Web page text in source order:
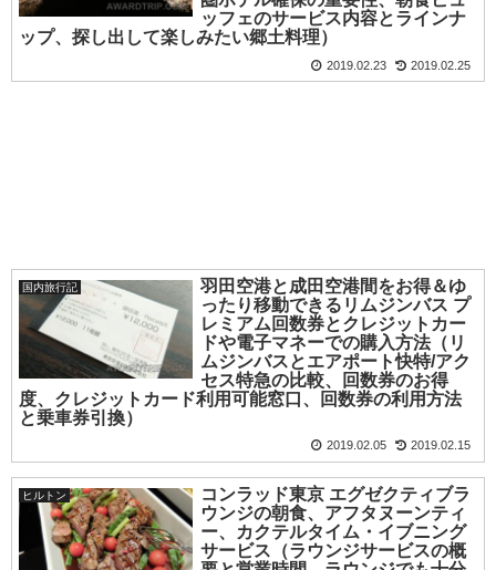
ッフェのサービス内容とラインナ
ップ、探し出して楽しみたい郷土料理）
2019.02.23 2019.02.25
国内旅行記
羽田空港と成田空港間をお得＆ゆ
ったり移動できるリムジンバス プ
レミアム回数券とクレジットカー
ドや電子マネーでの購入方法（リ
ムジンバスとエアポート快特/アク
セス特急の比較、回数券のお得
度、クレジットカード利用可能窓口、回数券の利用方法
と乗車券引換）
2019.02.05 2019.02.15
ヒルトン
コンラッド東京 エグゼクティブラ
ウンジの朝食、アフタヌーンティ
ー、カクテルタイム・イブニング
サービス（ラウンジサービスの概